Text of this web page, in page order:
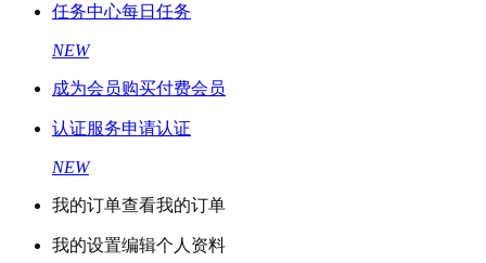
任务中心每日任务
NEW
成为会员购买付费会员
认证服务申请认证
NEW
我的订单查看我的订单
我的设置编辑个人资料